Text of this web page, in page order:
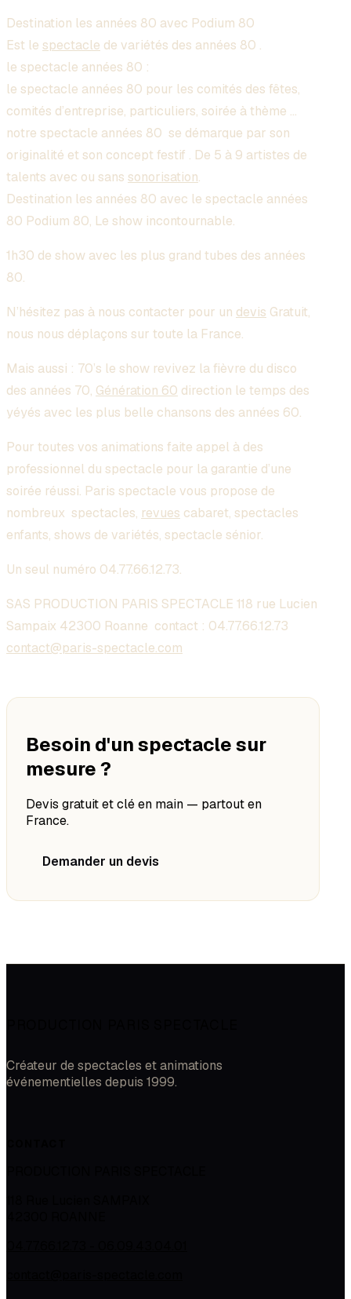
Destination les années 80 avec Podium 80
Est le spectacle de variétés des années 80 .
le spectacle années 80 :
le spectacle années 80 pour les comités des fêtes,
comités d’entreprise, particuliers, soirée à thème …
notre spectacle années 80 se démarque par son
originalité et son concept festif . De 5 à 9 artistes de
talents avec ou sans sonorisation.
Destination les années 80 avec le spectacle années
80 Podium 80, Le show incontournable.
1h30 de show avec les plus grand tubes des années
80.
N’hésitez pas à nous contacter pour un devis Gratuit,
nous nous déplaçons sur toute la France.
Mais aussi : 70’s le show revivez la fièvre du disco
des années 70, Génération 60 direction le temps des
yéyés avec les plus belle chansons des années 60.
Pour toutes vos animations faite appel à des
professionnel du spectacle pour la garantie d’une
soirée réussi. Paris spectacle vous propose de
nombreux spectacles, revues cabaret, spectacles
enfants, shows de variétés, spectacle sénior.
Un seul numéro 04.77.66.12.73.
SAS PRODUCTION PARIS SPECTACLE 118 rue Lucien
Sampaix 42300 Roanne contact : 04.77.66.12.73
contact@paris-spectacle.com
Besoin d'un spectacle sur
mesure ?
Devis gratuit et clé en main — partout en
France.
Demander un devis
Créateur de spectacles et animations
événementielles depuis 1999.